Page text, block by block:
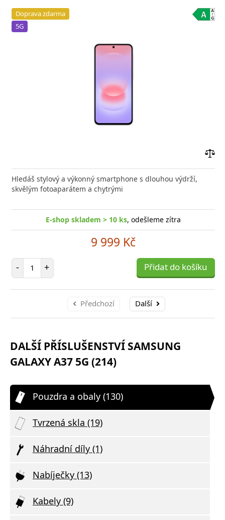
Doprava zdarma
5G
Hledáš stylový a výkonný smartphone s dlouhou výdrží,
skvělým fotoaparátem a chytrými
E-shop skladem > 10 ks, odešleme zítra
9 999 Kč
- Počet položek
+ Přidat do košíku
Předchozí Další
DALŠÍ PŘÍSLUŠENSTVÍ SAMSUNG
GALAXY A37 5G (214)
Pouzdra a obaly (130)
Tvrzená skla (19)
Náhradní díly (1)
Nabíječky (13)
Kabely (9)